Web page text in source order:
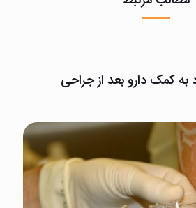
کمک دارو بعد از جراحی